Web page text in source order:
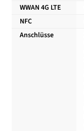
WWAN 4G LTE
NFC
Anschlüsse